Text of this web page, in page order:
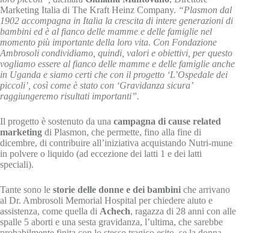
Marketing Italia di The Kraft Heinz Company. “Plasmon dal
1902 accompagna in Italia la crescita di intere generazioni di
bambini ed è al fianco delle mamme e delle famiglie nel
momento più importante della loro vita. Con Fondazione
Ambrosoli condividiamo, quindi, valori e obiettivi, per questo
vogliamo essere al fianco delle mamme e delle famiglie anche
in Uganda e siamo certi che con il progetto ‘L’Ospedale dei
piccoli’, così come è stato con ‘Gravidanza sicura’
raggiungeremo risultati importanti”.
Il progetto è sostenuto da una campagna di cause related
marketing di Plasmon, che permette, fino alla fine di
dicembre, di contribuire all’iniziativa acquistando Nutri-mune
in polvere o liquido (ad eccezione dei latti 1 e dei latti
speciali).
Tante sono le storie delle donne e dei bambini che arrivano
al Dr. Ambrosoli Memorial Hospital per chiedere aiuto e
assistenza, come quella di Achech, ragazza di 28 anni con alle
spalle 5 aborti e una sesta gravidanza, l’ultima, che sarebbe